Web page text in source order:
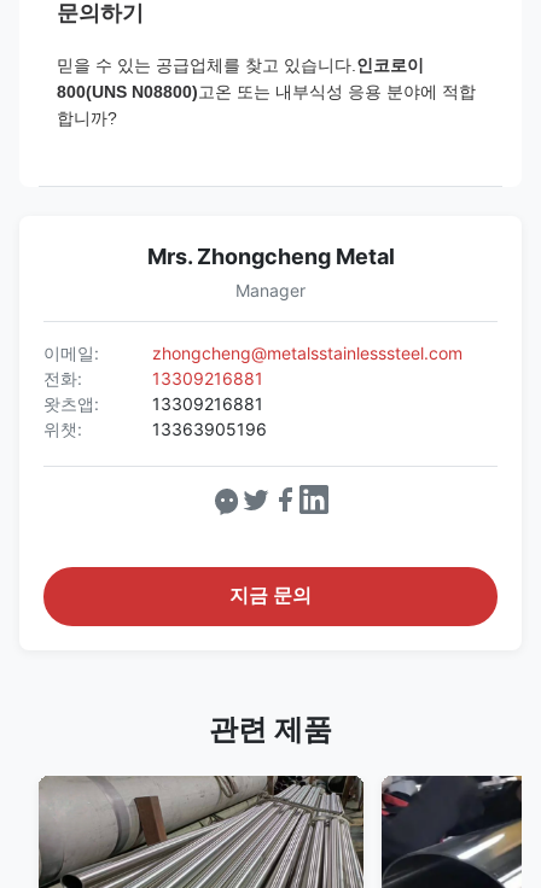
문의하기
믿을 수 있는 공급업체를 찾고 있습니다. 인코로이
800(UNS N08800)고온 또는 내부식성 응용 분야에 적합
합니까?
Mrs. Zhongcheng Metal
Manager
이메일:
zhongcheng@metalsstainlesssteel.com
전화:
13309216881
왓츠앱:
13309216881
위챗:
13363905196
지금 문의
관련 제품